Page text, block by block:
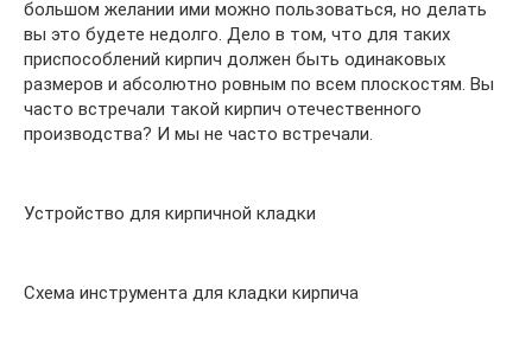
большом желании ими можно пользоваться, но делать
вы это будете недолго. Дело в том, что для таких
приспособлений кирпич должен быть одинаковых
размеров и абсолютно ровным по всем плоскостям. Вы
часто встречали такой кирпич отечественного
производства? И мы не часто встречали.
Устройство для кирпичной кладки
Схема инструмента для кладки кирпича